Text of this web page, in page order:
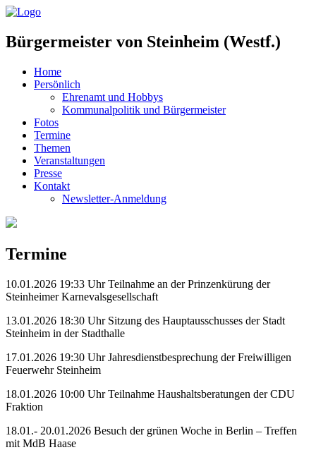
Bürgermeister von Steinheim (Westf.)
Home
Persönlich
Ehrenamt und Hobbys
Kommunalpolitik und Bürgermeister
Fotos
Termine
Themen
Veranstaltungen
Presse
Kontakt
Newsletter-Anmeldung
Termine
10.01.2026 19:33 Uhr Teilnahme an der Prinzenkürung der
Steinheimer Karnevalsgesellschaft
13.01.2026 18:30 Uhr Sitzung des Hauptausschusses der Stadt
Steinheim in der Stadthalle
17.01.2026 19:30 Uhr Jahresdienstbesprechung der Freiwilligen
Feuerwehr Steinheim
18.01.2026 10:00 Uhr Teilnahme Haushaltsberatungen der CDU
Fraktion
18.01.- 20.01.2026 Besuch der grünen Woche in Berlin – Treffen
mit MdB Haase